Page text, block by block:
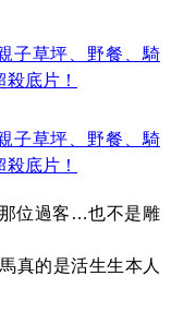
位過客…也不是雕
真的是活生生本人